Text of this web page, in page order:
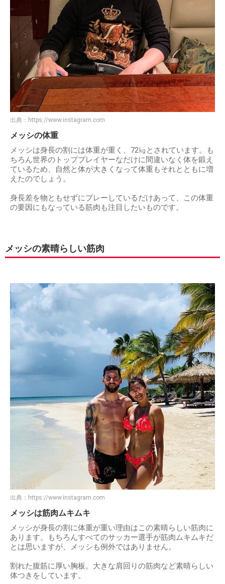
出典： https://www.instagram.com
メッシの体重
メッシは身長の割には体重が重く、72㎏とされています。も
ちろん世界のトッププレイヤーなだけに間違いなく体を鍛え
ているため、自然と体が大きくなって体重もそれとともに増
えたのでしょう。
身長差を物ともせずにプレーしているだけあって、この体重
の要因にもなっている筋肉も注目したいものです。
メッシの素晴らしい筋肉
出典： https://www.instagram.com
メッシは筋肉ムキムキ
メッシが身長の割に体重が重い理由はこの素晴らしい筋肉に
あります。もちろんすべてのサッカー選手が筋肉ムキムキだ
とは思いますが、メッシも例外ではありません。
割れた腹筋に厚い胸板。大きな肩回りの筋肉など素晴らしい
体つきをしています。